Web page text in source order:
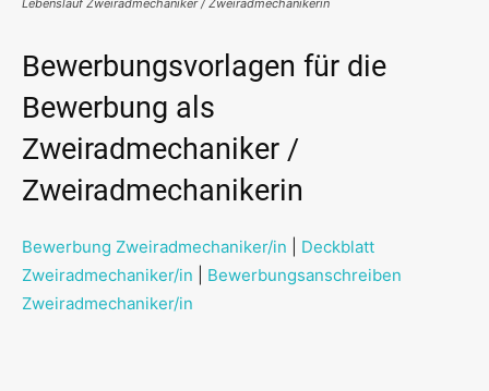
Lebenslauf Zweiradmechaniker / Zweiradmechanikerin
Bewerbungsvorlagen für die
Bewerbung als
Zweiradmechaniker /
Zweiradmechanikerin
Bewerbung Zweiradmechaniker/in
Deckblatt
Zweiradmechaniker/in
Bewerbungsanschreiben
Zweiradmechaniker/in